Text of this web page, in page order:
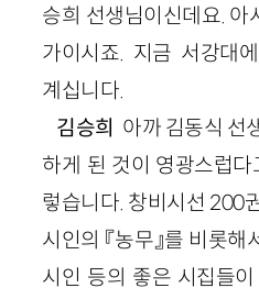
승희 선생님이신데요. 아
가이시죠. 지금 서강대
계십니다.
김승희 아까 김동식 선
하게 된 것이 영광스럽
렇습니다. 창비시선 200
시인의 『농무』를 비롯
시인 등의 좋은 시집들